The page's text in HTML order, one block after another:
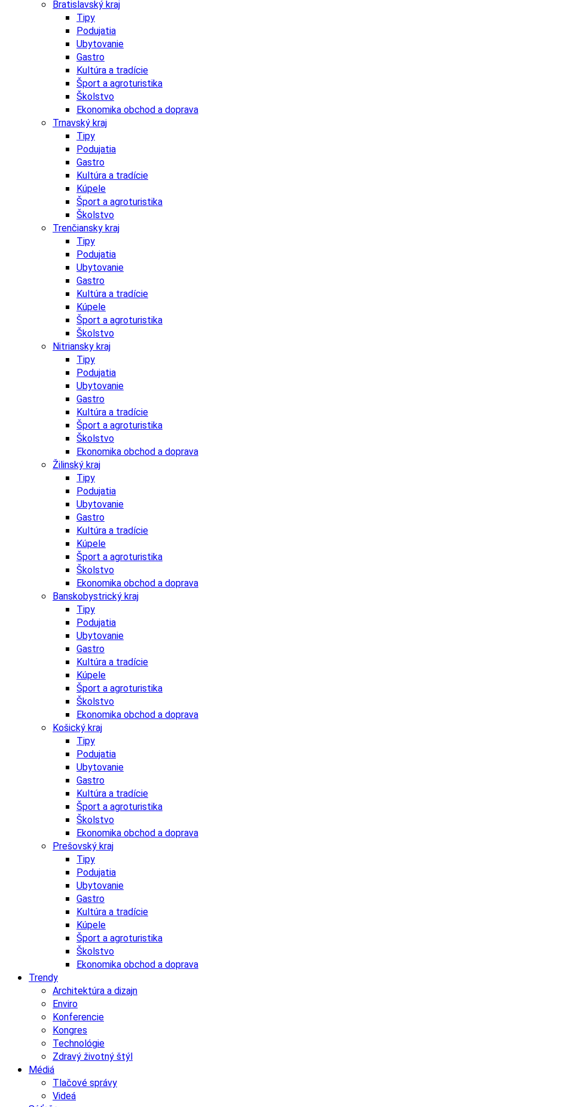
Bratislavský kraj
Tipy
Podujatia
Ubytovanie
Gastro
Kultúra a tradície
Šport a agroturistika
Školstvo
Ekonomika obchod a doprava
Trnavský kraj
Tipy
Podujatia
Gastro
Kultúra a tradície
Kúpele
Šport a agroturistika
Školstvo
Trenčiansky kraj
Tipy
Podujatia
Ubytovanie
Gastro
Kultúra a tradície
Kúpele
Šport a agroturistika
Školstvo
Nitriansky kraj
Tipy
Podujatia
Ubytovanie
Gastro
Kultúra a tradície
Šport a agroturistika
Školstvo
Ekonomika obchod a doprava
Žilinský kraj
Tipy
Podujatia
Ubytovanie
Gastro
Kultúra a tradície
Kúpele
Šport a agroturistika
Školstvo
Ekonomika obchod a doprava
Banskobystrický kraj
Tipy
Podujatia
Ubytovanie
Gastro
Kultúra a tradície
Kúpele
Šport a agroturistika
Školstvo
Ekonomika obchod a doprava
Košický kraj
Tipy
Podujatia
Ubytovanie
Gastro
Kultúra a tradície
Šport a agroturistika
Školstvo
Ekonomika obchod a doprava
Prešovský kraj
Tipy
Podujatia
Ubytovanie
Gastro
Kultúra a tradície
Kúpele
Šport a agroturistika
Školstvo
Ekonomika obchod a doprava
Trendy
Architektúra a dizajn
Enviro
Konferencie
Kongres
Technológie
Zdravý životný štýl
Médiá
Tlačové správy
Videá